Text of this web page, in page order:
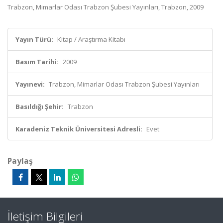
Trabzon, Mimarlar Odası Trabzon Şubesi Yayınları, Trabzon, 2009
Yayın Türü: Kitap / Araştırma Kitabı
Basım Tarihi: 2009
Yayınevi: Trabzon, Mimarlar Odası Trabzon Şubesi Yayınları
Basıldığı Şehir: Trabzon
Karadeniz Teknik Üniversitesi Adresli: Evet
Paylaş
İletişim Bilgileri